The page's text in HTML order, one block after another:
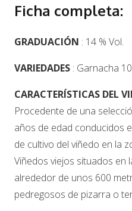
Ficha completa:
GRADUACIÓN : 14 % Vol.
VARIEDADES : Garnacha
CARACTERÍSTICAS DEL
Procedente de una
años de edad conducidos
de cultivo del viñedo en la
Viñedos viejos situados en
alrededor de unos 600
pedregosos de pizarra o